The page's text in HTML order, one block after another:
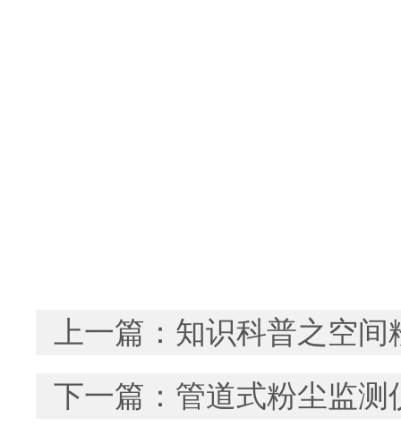
上一篇： 知识科普之空间
下一篇： 管道式粉尘监测